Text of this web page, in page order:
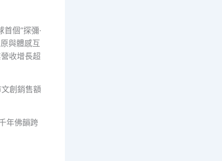
個“探彌·
與體感互
收增長超
創銷售額
年佛韻跨